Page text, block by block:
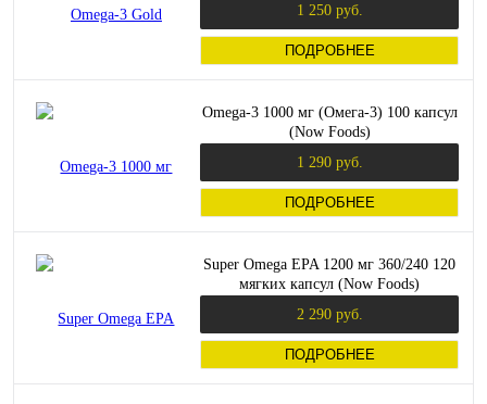
1 250 руб.
ПОДРОБНЕЕ
Omega-3 1000 мг (Омега-3) 100 капсул
(Now Foods)
1 290 руб.
ПОДРОБНЕЕ
Super Omega EPA 1200 мг 360/240 120
мягких капсул (Now Foods)
2 290 руб.
ПОДРОБНЕЕ